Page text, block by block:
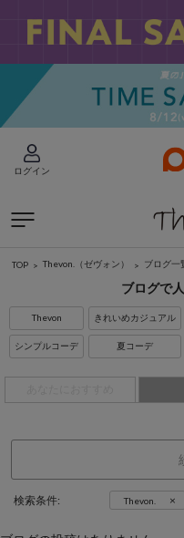
ログイン
TOP Thevon.（ゼヴォン） ブログ一
ブログで
Thevon
シンプルコーデ
きれいめカジュアル
夏コーデ
検索条件: Thevon. ×